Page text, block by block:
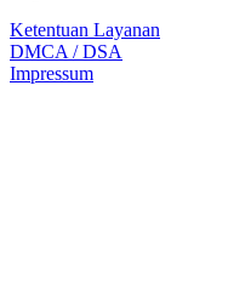
Ketentuan Layanan
DMCA / DSA
Impressum